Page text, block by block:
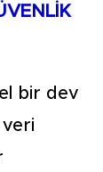
bir dev
veri